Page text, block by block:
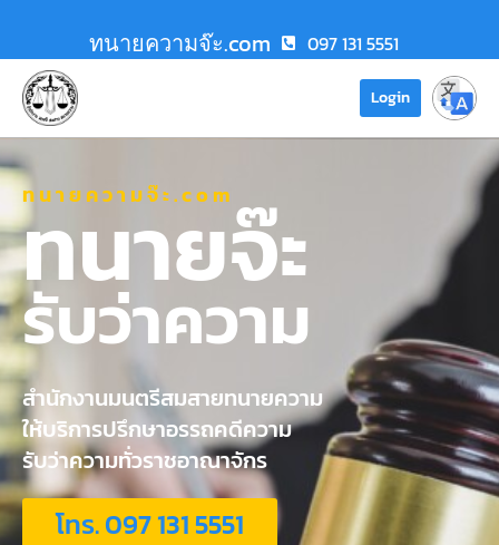
ทนายความจ๊ะ.com 097 131 5551
Login
ทนายความจ๊ะ.com
ทนายจ๊ะ
รับว่าความ
สำนักงานมนตรีสมสายทนายความ
ให้บริการปรึกษาอรรถคดีความ
รับว่าความทั่วราชอาณาจักร
โทร. 097 131 5551